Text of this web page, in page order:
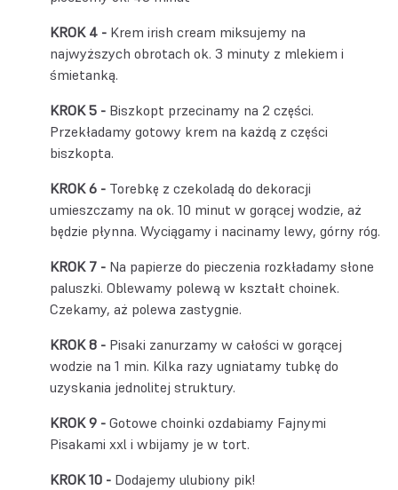
Krem irish cream miksujemy na
najwyższych obrotach ok. 3 minuty z mlekiem i
śmietanką.
Biszkopt przecinamy na 2 części.
Przekładamy gotowy krem na każdą z części
biszkopta.
Torebkę z czekoladą do dekoracji
umieszczamy na ok. 10 minut w gorącej wodzie, aż
będzie płynna. Wyciągamy i nacinamy lewy, górny róg.
Na papierze do pieczenia rozkładamy słone
paluszki. Oblewamy polewą w kształt choinek.
Czekamy, aż polewa zastygnie.
Pisaki zanurzamy w całości w gorącej
wodzie na 1 min. Kilka razy ugniatamy tubkę do
uzyskania jednolitej struktury.
Gotowe choinki ozdabiamy Fajnymi
Pisakami xxl i wbijamy je w tort.
Dodajemy ulubiony pik!